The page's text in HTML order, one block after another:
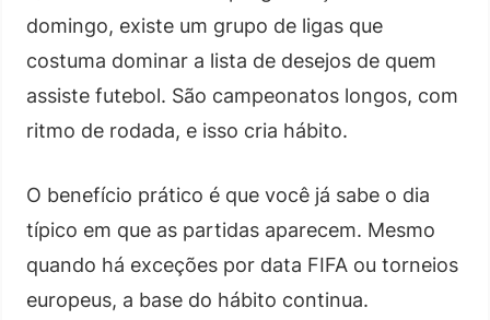
domingo, existe um grupo de ligas que
costuma dominar a lista de desejos de quem
assiste futebol. São campeonatos longos, com
ritmo de rodada, e isso cria hábito.
O benefício prático é que você já sabe o dia
típico em que as partidas aparecem. Mesmo
quando há exceções por data FIFA ou torneios
europeus, a base do hábito continua.